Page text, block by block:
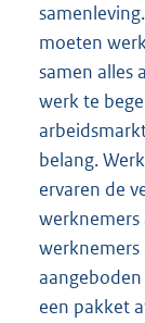
moeten
samen alles
werk te
belang.
ervaren de
werknemers
werknemers
een pakket